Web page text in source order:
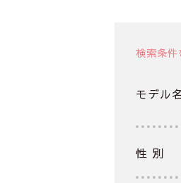
検索条件
モデル名
性 別